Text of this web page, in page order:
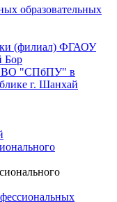
образовательных
(филиал) ФГАОУ
Бор
ВО "СПбПУ" в
г. Шанхай